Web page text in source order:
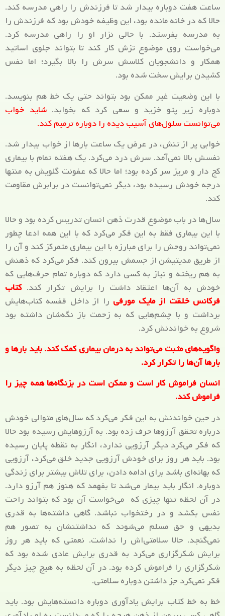
ساعت هفت دوباره بیدار شد تا فرزندش را راهی مدرسه کند.
حالا که در خانه مانده بود، این وظیفه خودش بود که فرزندش را
به مدرسه بفرستد. با حالی نزار او را راهی مدرسه کرد.
می‌خواست روی موضوع تزش کار کند تا بتواند جلوی اساتید
همکار و دانشجویان کلاسش سرش را بالا بگیرد؛ اما نفس
کشیدن برایش سخت شده بود.
با این وضعیت غیر ممکن بود بتواند حتی یک خط هم بنویسد.
دوباره زیر پتو خزید و سعی کرد که بخوابد.شاید خواب
می‌توانست سلول‌های آسیب دیده را دوباره ترمیم کند.
خوابی پر از تنش، در عرض یک ساعت بارها از خواب بیدار شد.
نفسش بالا نمی‌آمد. سرش درد می‌کرد. یک هفته تمام با بیماری
کج دار و مریز سر کرده بود؛ اما حالا که عفونت گلویش به منتها
درجه خودش رسیده بود، دیگر نمی‌توانست در برابرش مقاومت
کند.
سال‌ها در باب موضوع قدرت ذهن انسان تدریس کرده بود و حالا
با این بیماری فقط به این فکر می‌کرد که با این همه ادعا چطور
نمی‌تواند روحش را برای مبارزه با این بیماری متمرکز کند و آن را
از طریق مدیتیشن از جسمش بیرون کند. فکر می‌کرد که ذهنش
به هم ریخته و نیاز به کسی دارد که دوباره تمام حرف‌هایی که
خودش به آن‌ها اعتقاد داشت را برایش تکرار کند.کتاب
فرکانس خلقت از مایک مورفی را از داخل قفسه کتاب‌هایش
برداشت و با چشم‌هایی که به زحمت باز نگه‌شان داشته بود
شروع به خواندنش کرد.
واگویه‌های مثبت می‌تواند به درمان بیماری کمک کند. باید بارها و
بارها آن‌ها را تکرار کرد.
انسان فراموش کار است و ممکن است در بزنگاه‌ها همه چیز را
فراموش کند.
در حین خواندنش به این فکر می‌کرد که سال‌های متوالی خودش
درباره تحقق آرزوها حرف زده بود. به آرزوهایش رسیده بود حالا
که فکر می‌کرد دیگر آرزویی ندارد، انگار به نقطه پایان رسیده
بود. باید هر روز برای خودش آرزویی جدید خلق می‌کرد، آرزویی
که بهانه‌ای باشد برای ادامه دادن، برای تلاش بیشتر برای زندگی
دوباره. انگار باید بیمار می‌شد تا بفهمد که هنوز هم آرزو دارد.
در آن لحظه تنها چیزی که می‌خواست آن بود که بتواند راحت
نفس بکشد و در رختخواب نباشد. گاهی داشته‌ها به قدری
بدیهی و حق مسلم می‌شوند که نداشتنشان به تصور هم
نمی‌گنجد. حالا سلامتی‌اش را نداشت. نعمتی که باید هر روز
برایش شکرگزاری می‌کرد به قدری برایش عادی شده بود که
شکرگزاری را فراموش کرده بود. در آن لحظه به هیچ چیز دیگر
فکر نمی‌کرد جز داشتن دوباره سلامتی.
خط به خط کتاب برایش یادآوری دوباره دانسته‌هایش بود. باید